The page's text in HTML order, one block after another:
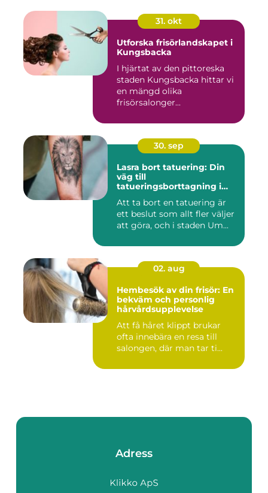
31. okt
Utforska frisörlandskapet i
Kungsbacka
I hjärtat av den pittoreska
staden Kungsbacka hittar vi
en mängd olika
frisörsalonger...
30. sep
Lasra bort tatuering: Din
väg till
tatueringsborttagning i
Att ta bort en tatuering är
ett beslut som allt fler väljer
att göra, och i staden Um...
02. aug
Hembesök av din frisör: En
bekväm och personlig
hårvårdsupplevelse
Att få håret klippt brukar
ofta innebära en resa till
salongen, där man tar ti...
Adress